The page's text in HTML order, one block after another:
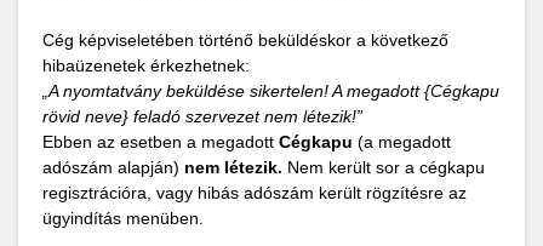
Cég képviseletében történő beküldéskor a következő
hibaüzenetek érkezhetnek:
„A nyomtatvány beküldése sikertelen! A megadott {Cégkapu
rövid neve} feladó szervezet nem létezik!”
Ebben az esetben a megadott Cégkapu (a megadott
adószám alapján) nem létezik. Nem került sor a cégkapu
regisztrációra, vagy hibás adószám került rögzítésre az
ügyindítás menüben.